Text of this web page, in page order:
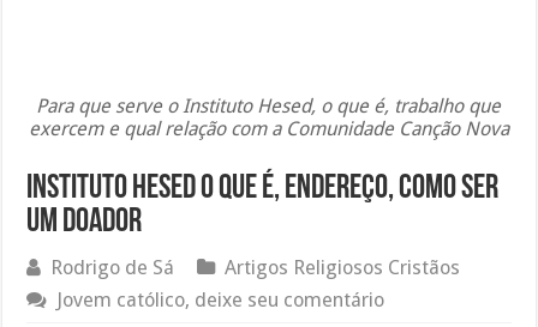
Para que serve o Instituto Hesed, o que é, trabalho que
exercem e qual relação com a Comunidade Canção Nova
Instituto Hesed o que é, endereço, como ser
um doador
Rodrigo de Sá
Artigos Religiosos Cristãos
Jovem católico, deixe seu comentário